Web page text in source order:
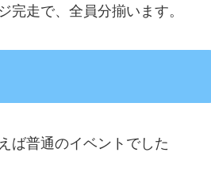
走で、全員分揃います。
ば普通のイベントでした